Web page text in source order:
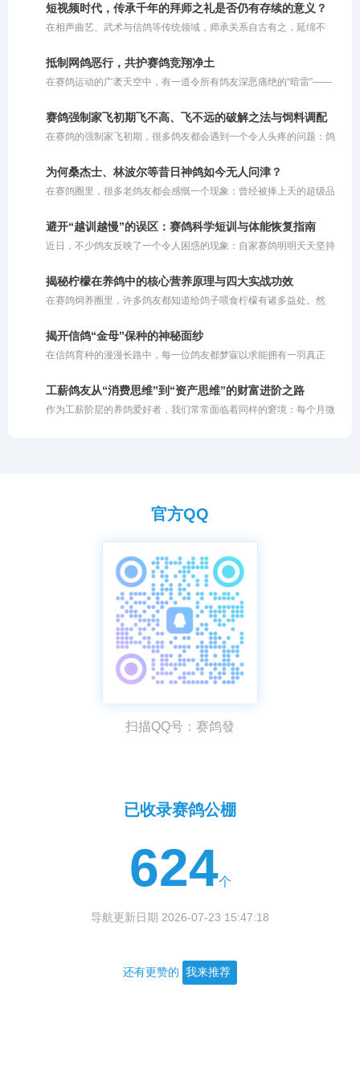
擎。在比利时鸽界备受推崇的“鳏夫制”比赛策略中，正是对伴侣那份
深深的眷恋，被巧妙地转化为了赛场上锐不可当的归巢渴望。
短视频时代，传承千年的拜师之礼是否仍有存续的意义？
在相声曲艺、武术与信鸽等传统领域，师承关系自古有之，延绵不
织出了一张清晰的技艺传承图谱。然而，置身于瞬息万变的短视频时
代，当基础知识与技艺获取变得触手可得，一个引人深思的问题浮出
水面：如今，我们还需要拜师吗？
抵制网鸽恶行，共护赛鸽竞翔净土
在赛鸽运动的广袤天空中，有一道令所有鸽友深恶痛绝的“暗雷”——
的行径，不仅践踏了体育竞技的公平底线，更在情理与法律的双重维
度上被严厉禁止。
赛鸽强制家飞初期飞不高、飞不远的破解之法与饲料调配
在赛鸽的强制家飞初期，很多鸽友都会遇到一个令人头疼的问题：鸽
成：一是夏季高温炎热；二是赛鸽的气囊功能尚未完全打开；三是鸽
子之前没有经历过高强度的飞行训练，体能储备不足。
为何桑杰士、林波尔等昔日神鸽如今无人问津？
在赛鸽圈里，很多老鸽友都会感慨一个现象：曾经被捧上天的超级品
不可多得的快速鸽，但是为什么现在没人提了呢？这背后折射出的，
其实是赛鸽市场残酷的商业运作规律。
避开“越训越慢”的误区：赛鸽科学短训与体能恢复指南
近日，不少鸽友反映了一个令人困惑的现象：自家赛鸽明明天天坚持
归巢，如今鸽主自己都到家许久了，依然有部分赛鸽在空中徘徊。详
细了解其训练日志后不难发现，问题并非鸽子退步了，而是训练“过了
头”。
揭秘柠檬在养鸽中的核心营养原理与四大实战功效
在赛鸽饲养圈里，许多鸽友都知道给鸽子喂食柠檬有诸多益处。然
这种粗放的投喂方式未能充分挖掘柠檬的潜藏价值。柠檬之所以在禽
类养殖中备受推崇，背后有着扎实的营养学支撑。若不明就里地盲目
使用，不仅会白白浪费优质资源的核心功效，甚至可能因浓度过高或
鸽天然保健圣品的核心有效成分与作用机理，助你科学养鸽。
揭开信鸽“金母”保种的神秘面纱
在信鸽育种的漫漫长路中，每一位鸽友都梦寐以求能拥有一羽真正
的超级种雌。然而，打江山易，守江山难。面对一羽可遇不可求的金
母，如何科学地保住其优良基因，形成稳定的品系，成为了育种工作
的核心难题。保种不仅需要独到的眼光，更需要科学的方法与严苛的
工薪鸽友从“消费思维”到“资产思维”的财富进阶之路
作为工薪阶层的养鸽爱好者，我们常常面临着同样的窘境：每个月微
官方QQ
扫描QQ号：赛鸽發
已收录赛鸽公棚
624个
导航更新日期 2026-07-23 15:47:18
还有更赞的 我来推荐